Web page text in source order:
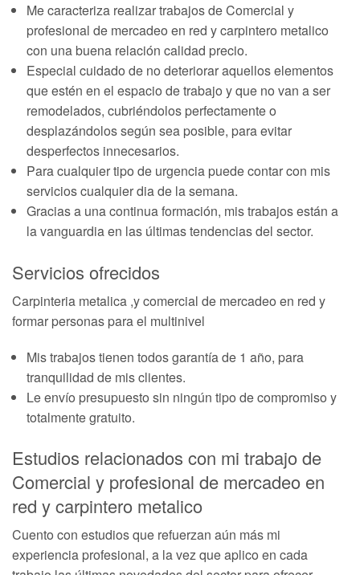
Me caracteriza realizar trabajos de Comercial y
profesional de mercadeo en red y carpintero metalico
con una buena relación calidad precio.
Especial cuidado de no deteriorar aquellos elementos
que estén en el espacio de trabajo y que no van a ser
remodelados, cubriéndolos perfectamente o
desplazándolos según sea posible, para evitar
desperfectos innecesarios.
Para cualquier tipo de urgencia puede contar con mis
servicios cualquier dia de la semana.
Gracias a una continua formación, mis trabajos están a
la vanguardia en las últimas tendencias del sector.
Servicios ofrecidos
Carpinteria metalica ,y comercial de mercadeo en red y
formar personas para el multinivel
Mis trabajos tienen todos garantía de 1 año, para
tranquilidad de mis clientes.
Le envío presupuesto sin ningún tipo de compromiso y
totalmente gratuito.
Estudios relacionados con mi trabajo de
Comercial y profesional de mercadeo en
red y carpintero metalico
Cuento con estudios que refuerzan aún más mi
experiencia profesional, a la vez que aplico en cada